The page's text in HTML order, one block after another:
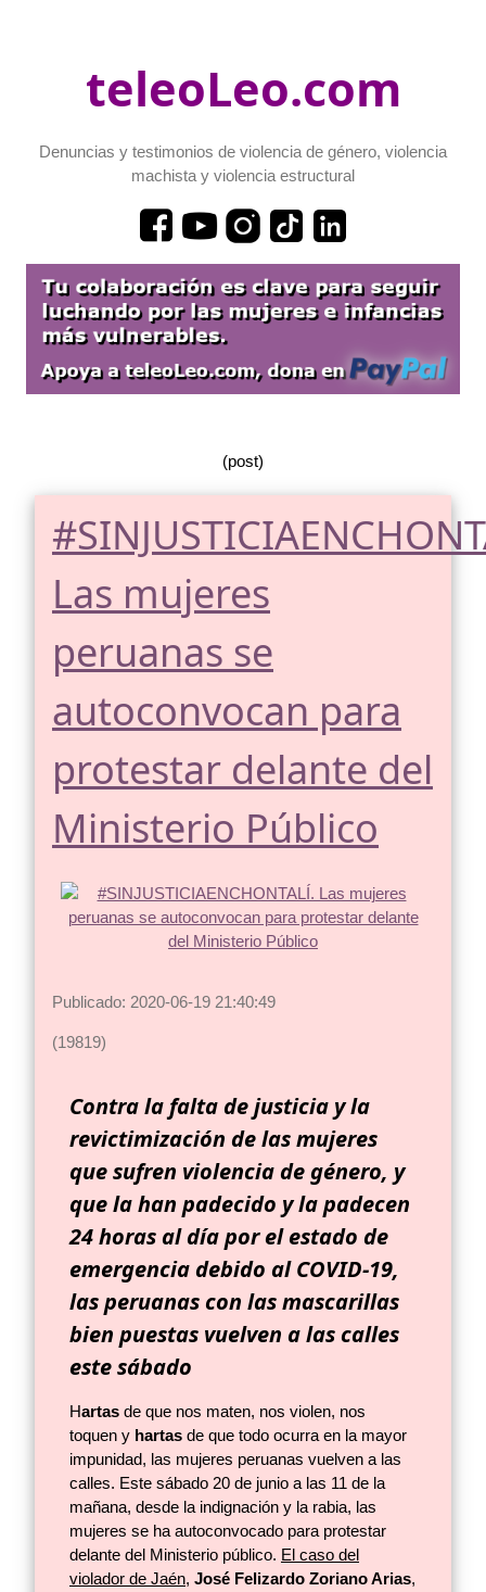
teleoLeo.com
Denuncias y testimonios de violencia de género, violencia
machista y violencia estructural
(post)
Las mujeres
peruanas se
autoconvocan para
protestar delante del
Ministerio Público
Publicado: 2020-06-19 21:40:49
(19819)
Contra la falta de justicia y la
revictimización de las mujeres
que sufren violencia de género, y
que la han padecido y la padecen
24 horas al día por el estado de
emergencia debido al COVID-19,
las peruanas con las mascarillas
bien puestas vuelven a las calles
este sábado
Hartas de que nos maten, nos violen, nos
toquen y hartas de que todo ocurra en la mayor
impunidad, las mujeres peruanas vuelven a las
calles. Este sábado 20 de junio a las 11 de la
mañana, desde la indignación y la rabia, las
mujeres se ha autoconvocado para protestar
delante del Ministerio público. El caso del
violador de Jaén, José Felizardo Zoriano Arias,